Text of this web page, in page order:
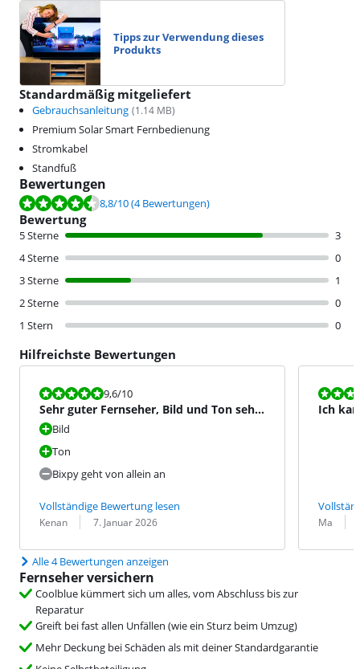
Tipps zur Verwendung dieses
Produkts
Standardmäßig mitgeliefert
Gebrauchsanleitung (1.14 MB)
Premium Solar Smart Fernbedienung
Stromkabel
Standfuß
Bewertungen
Bewertet mit 8,8 von 10, basierend auf 4 Bewertungen.
8,8/10(4 Bewertungen)
Bewertung
5 Sterne
3
4 Sterne
0
3 Sterne
1
2 Sterne
0
1 Stern
0
Hilfreichste Bewertungen
Bewertet mit 9,6 von 10.
9,6/10
Sehr guter Fernseher, Bild und Ton sehr
gut.Bild
Ton
Bixpy geht von allein an
Vollständige Bewertung lesen
Bewertung von:
Kenan
Datum: 7. Januar 2026
Bewertet
Ich
Bewertung
Ma
Datum:
Alle 4 Bewertungen anzeigen
Fernseher versichern
Coolblue kümmert sich um alles, vom Abschluss bis zur
Reparatur
Greift bei fast allen Unfällen (wie ein Sturz beim Umzug)
Mehr Deckung bei Schäden als mit deiner Standardgarantie